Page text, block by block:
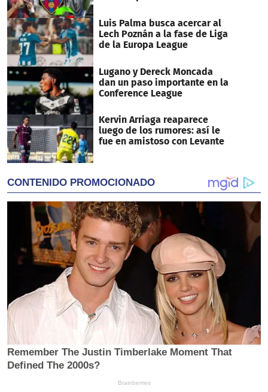
Luis Palma busca acercar al
Lech Poznán a la fase de Liga
de la Europa League
Lugano y Dereck Moncada
dan un paso importante en la
Conference League
Kervin Arriaga reaparece
luego de los rumores: así le
fue en amistoso con Levante